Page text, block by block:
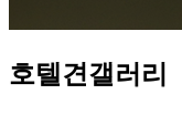
호텔견갤러리